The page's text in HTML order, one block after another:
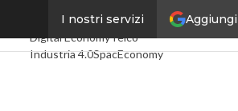
I nostri servizi
Ultimi articoli
Digital EconomyTelco
Industria 4.0SpacEconomy